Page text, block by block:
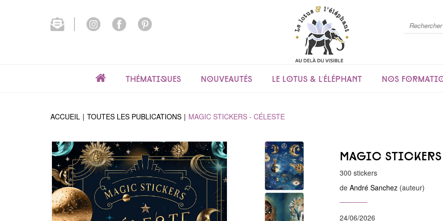
Thématiques Nouveautés Le lotus & l'éléphant Nos
ACCUEIL TOUTES LES PUBLICATIONS MAGIC STICKERS - CÉLESTE
Magic Stickers
300 stickers
de André Sanchez (auteur)
24/06/2026